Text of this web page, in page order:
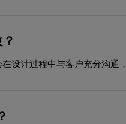
设计过程中与客户充分沟通